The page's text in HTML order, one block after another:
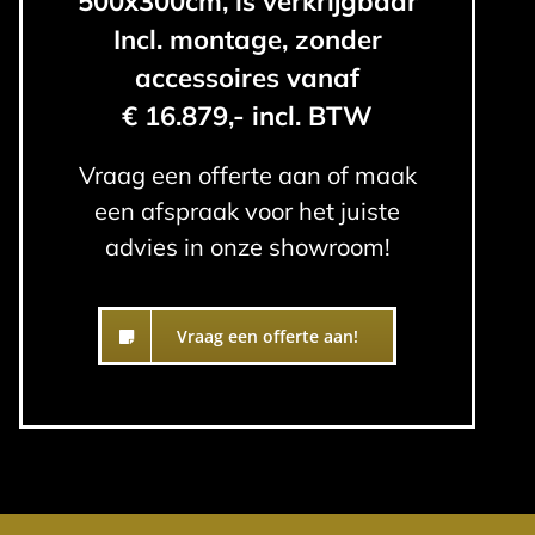
Incl. montage, zonder
accessoires vanaf
€ 16.879,- incl. BTW
Vraag een offerte aan of maak
een afspraak voor het juiste
advies in onze showroom!
Vraag een offerte aan!